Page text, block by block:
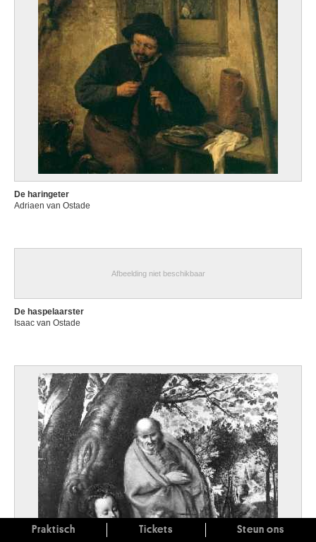
De haringeter
Adriaen van Ostade
Afbeelding niet beschikbaar
De haspelaarster
Isaac van Ostade
Praktisch Tickets Steun ons